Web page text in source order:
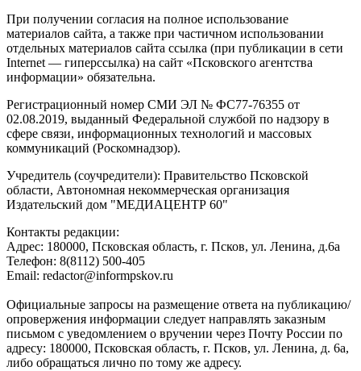
При получении согласия на полное использование
материалов сайта, а также при частичном использовании
отдельных материалов сайта ссылка (при публикации в сети
Internet — гиперссылка) на сайт «Псковского агентства
информации» обязательна.
Регистрационный номер СМИ ЭЛ № ФС77-76355 от
02.08.2019, выданный Федеральной службой по надзору в
сфере связи, информационных технологий и массовых
коммуникаций (Роскомнадзор).
Учредитель (соучредители): Правительство Псковской
области, Автономная некоммерческая организация
Издательский дом "МЕДИАЦЕНТР 60"
Контакты редакции:
Адреc: 180000, Псковская область, г. Псков, ул. Ленина, д.6а
Телефон: 8(8112) 500-405
Email: redactor@informpskov.ru
Официальные запросы на размещение ответа на публикацию/
опровержения информации следует направлять заказным
письмом с уведомлением о вручении через Почту России по
адресу: 180000, Псковская область, г. Псков, ул. Ленина, д. 6а,
либо обращаться лично по тому же адресу.